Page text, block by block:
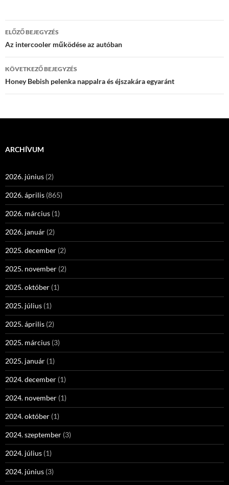
Bejegyzés
navigáció
ELŐZŐ BEJEGYZÉS
Az intercooler működése az autóban
KÖVETKEZŐ BEJEGYZÉS
Honey Bebish pelenka nappalra és éjszakára egyaránt
ARCHÍVUM
2026. június (2)
2026. április (865)
2026. március (1)
2026. január (2)
2025. december (2)
2025. november (2)
2025. október (1)
2025. július (1)
2025. április (2)
2025. március (3)
2025. január (1)
2024. december (1)
2024. november (1)
2024. október (1)
2024. szeptember (3)
2024. július (1)
2024. június (3)